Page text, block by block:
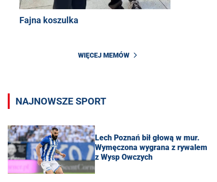
Fajna koszulka
WIĘCEJ MEMÓW
NAJNOWSZE SPORT
Lech Poznań bił głową w mur.
Wymęczona wygrana z rywalem
z Wysp Owczych